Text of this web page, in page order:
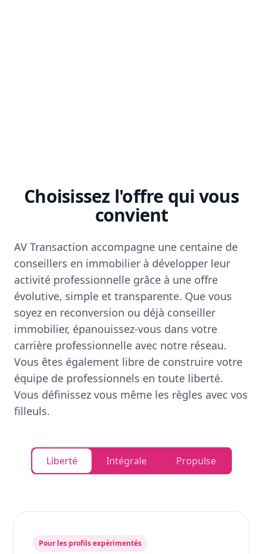
Choisissez l'offre qui vous
convient
AV Transaction accompagne une centaine de
conseillers en immobilier à développer leur
activité professionnelle grâce à une offre
évolutive, simple et transparente. Que vous
soyez en reconversion ou déjà conseiller
immobilier, épanouissez-vous dans votre
carrière professionnelle avec notre réseau.
Vous êtes également libre de construire votre
équipe de professionnels en toute liberté.
Vous définissez vous même les règles avec vos
filleuls.
Liberté Intégrale Propulse
Pour les profils expérimentés